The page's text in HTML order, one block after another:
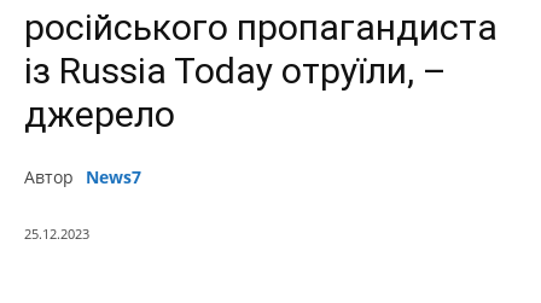
російського пропагандиста
із Russia Today отруїли, –
джерело
Автор News7
25.12.2023